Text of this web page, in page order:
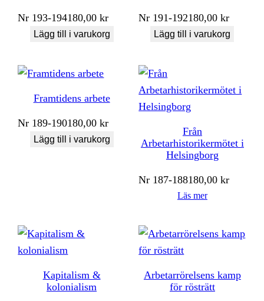
Nr 193-194180,00kr
Lägg till i varukorg
Nr 191-192180,00kr
Lägg till i varukorg
Framtidens arbete
Nr 189-190180,00kr
Lägg till i varukorg
Från
Arbetarhistorikermötet i
Helsingborg
Nr 187-188180,00kr
Läs mer
Kapitalism &
kolonialism
Arbetarrörelsens kamp
för rösträtt